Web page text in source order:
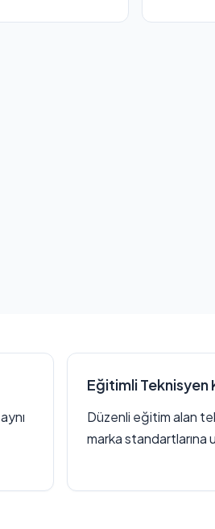
Eğitimli Teknisyen
Düzenli eğitim alan
marka standartlarına